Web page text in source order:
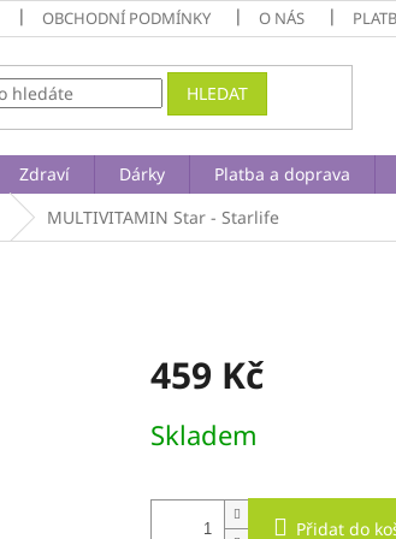
OBCHODNÍ PODMÍNKY O NÁS
HLEDAT
Zdraví Dárky Platba a doprava
MULTIVITAMIN Star - Starlife
459 Kč
cena:
Skladem
Přidat do